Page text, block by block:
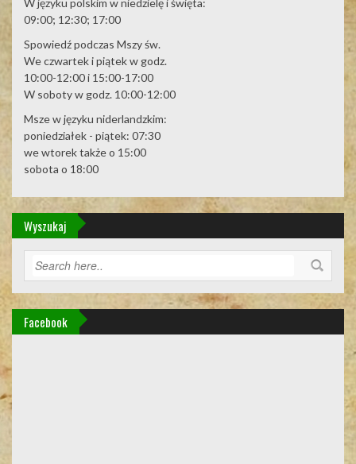
W języku polskim w niedzielę i święta:
09:00; 12:30; 17:00
Spowiedź podczas Mszy św.
We czwartek i piątek w godz.
10:00-12:00 i 15:00-17:00
W soboty w godz. 10:00-12:00
Msze w języku niderlandzkim:
poniedziałek - piątek: 07:30
we wtorek także o 15:00
sobota o 18:00
Wyszukaj
Facebook